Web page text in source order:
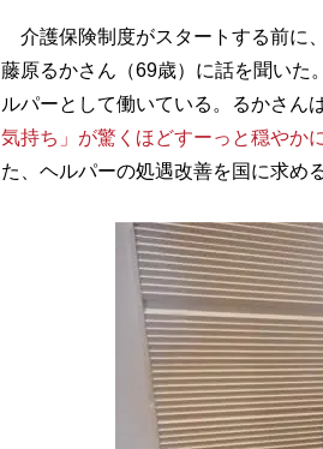
介護保険制度がスタートする前に
藤原るかさん（69歳）に話を聞いた
ルパーとして働いている。るかさん
気持ち」が驚くほどすーっと穏やか
た、ヘルパーの処遇改善を国に求め